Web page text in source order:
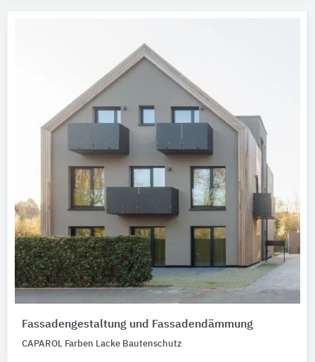
Fassadengestaltung und Fassadendämmung
CAPAROL Farben Lacke Bautenschutz